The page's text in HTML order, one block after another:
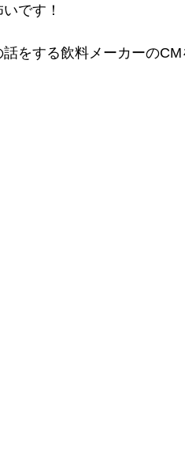
です！
をする飲料メーカーのCM